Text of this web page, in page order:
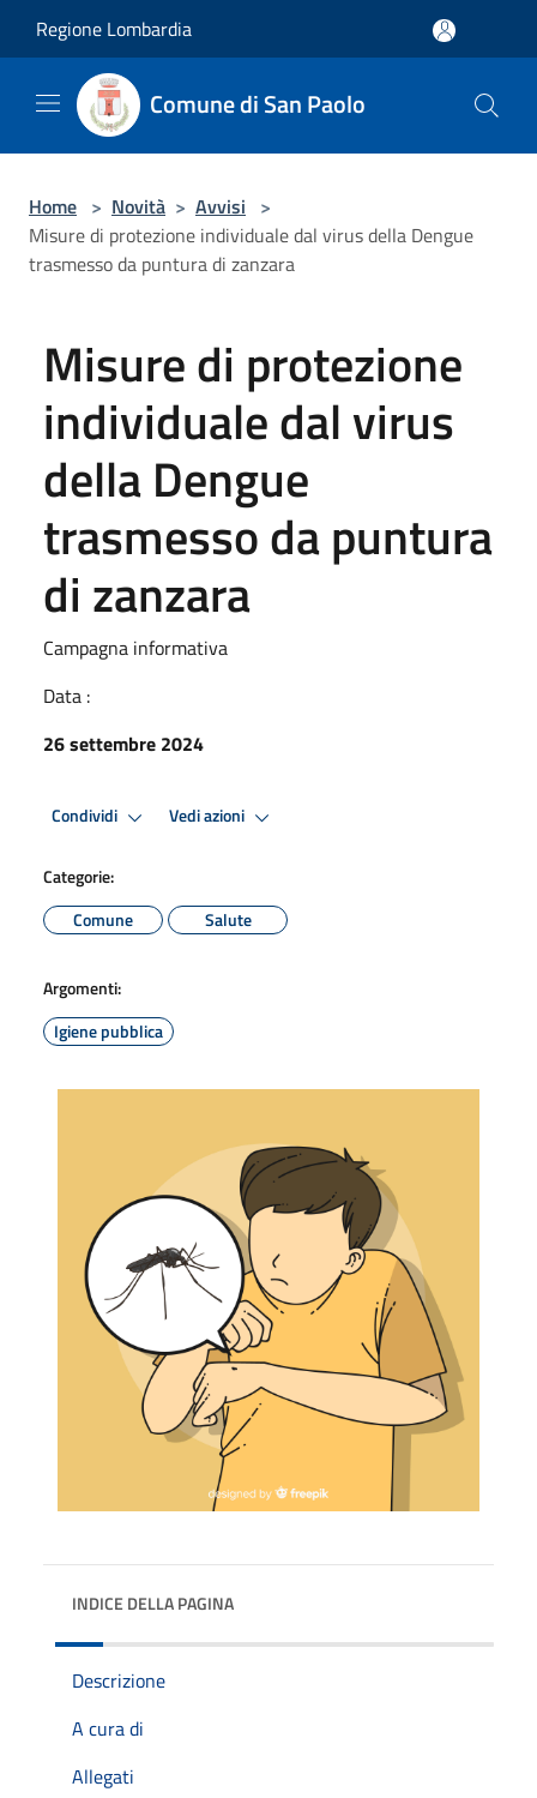
Regione Lombardia
Comune di San Paolo
Home > Novità > Avvisi >
Misure di protezione individuale dal virus della Dengue
trasmesso da puntura di zanzara
Misure di protezione
individuale dal virus
della Dengue
trasmesso da puntura
di zanzara
Campagna informativa
Data :
26 settembre 2024
Condividi Vedi azioni
Categorie:
Comune
Salute
Argomenti:
Igiene pubblica
INDICE DELLA PAGINA
Descrizione
A cura di
Allegati